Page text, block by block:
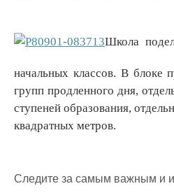
Школа
начальных классов. В блоке
групп продленного дня,
ступеней образования,
квадратных метров.
Следите за самым важным и